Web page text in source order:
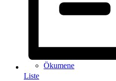
Ökumene
Liste